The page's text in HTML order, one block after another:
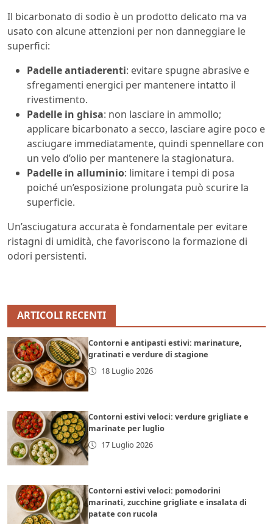
Il bicarbonato di sodio è un prodotto delicato ma va
usato con alcune attenzioni per non danneggiare le
superfici:
Padelle antiaderenti: evitare spugne abrasive e
sfregamenti energici per mantenere intatto il
rivestimento.
Padelle in ghisa: non lasciare in ammollo;
applicare bicarbonato a secco, lasciare agire poco e
asciugare immediatamente, quindi spennellare con
un velo d’olio per mantenere la stagionatura.
Padelle in alluminio: limitare i tempi di posa
poiché un’esposizione prolungata può scurire la
superficie.
Un’asciugatura accurata è fondamentale per evitare
ristagni di umidità, che favoriscono la formazione di
odori persistenti.
ARTICOLI RECENTI
Contorni e antipasti estivi: marinature,
gratinati e verdure di stagione
18 Luglio 2026
Contorni estivi veloci: verdure grigliate e
marinate per luglio
17 Luglio 2026
Contorni estivi veloci: pomodorini
marinati, zucchine grigliate e insalata di
patate con rucola